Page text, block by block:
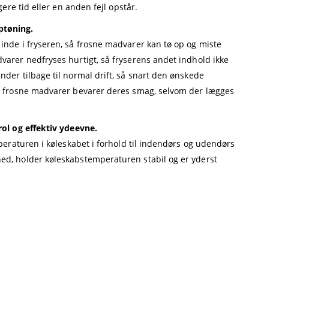
tid eller en anden fejl opstår.
i fryseren, så frosne madvarer kan tø op og miste
nedfryses hurtigt, så fryserens andet indhold ikke
tilbage til normal drift, så snart den ønskede
madvarer bevarer deres smag, selvom der lægges
og effektiv ydeevne.
i køleskabet i forhold til indendørs og udendørs
holder køleskabstemperaturen stabil og er yderst